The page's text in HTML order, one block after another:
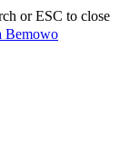
or ESC to close